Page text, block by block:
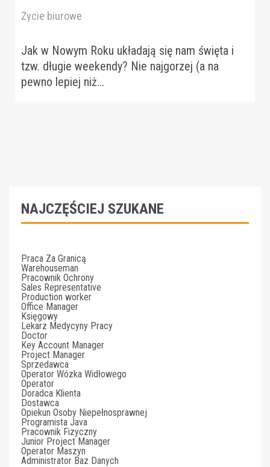
Życie biurowe
Jak w Nowym Roku układają się nam święta i
tzw. długie weekendy? Nie najgorzej (a na
pewno lepiej niż...
NAJCZĘŚCIEJ SZUKANE
Praca Za Granicą
Warehouseman
Pracownik Ochrony
Sales Representative
Production worker
Office Manager
Księgowy
Lekarz Medycyny Pracy
Doctor
Key Account Manager
Project Manager
Sprzedawca
Operator Wózka Widłowego
Operator
Doradca Klienta
Dostawca
Opiekun Osoby Niepełnosprawnej
Programista Java
Pracownik Fizyczny
Junior Project Manager
Operator Maszyn
Administrator Baz Danych